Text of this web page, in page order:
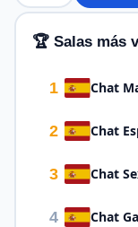
🏆 Salas más
1 Chat
2 Chat
3 Chat
4 Chat